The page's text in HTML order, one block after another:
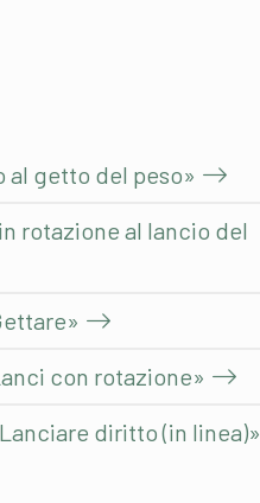
al getto del peso»
rotazione al lancio del
con rotazione»
diritto (in linea)»